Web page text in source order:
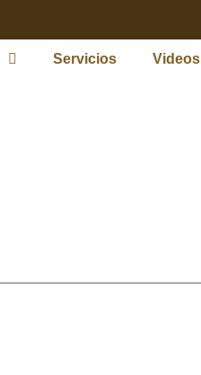
Servicios Videos